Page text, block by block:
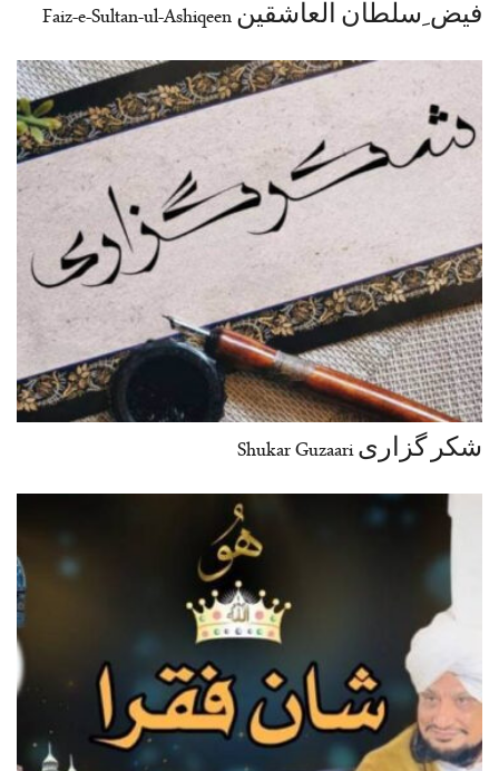
فیض ِسلطان العاشقین Faiz-e-Sultan-ul-Ashiqeen
شکر گزاری Shukar Guzaari